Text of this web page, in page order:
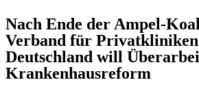
Nach Ende der Ampel-
Verband für
Deutschland will
Krankenhausreform